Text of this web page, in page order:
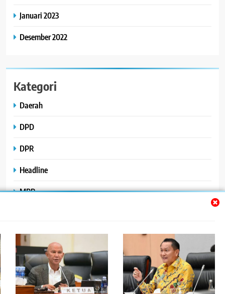
Januari 2023
Desember 2022
Kategori
Daerah
DPD
DPR
Headline
MPR
Peristiwa
Polhukam
Uncategorized